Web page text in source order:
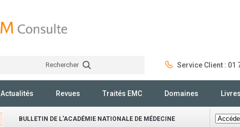
Rechercher Service Client : 01
Actualités Revues Traités EMC Domaines Livres
BULLETIN DE L'ACADÉMIE NATIONALE DE MÉDECINE